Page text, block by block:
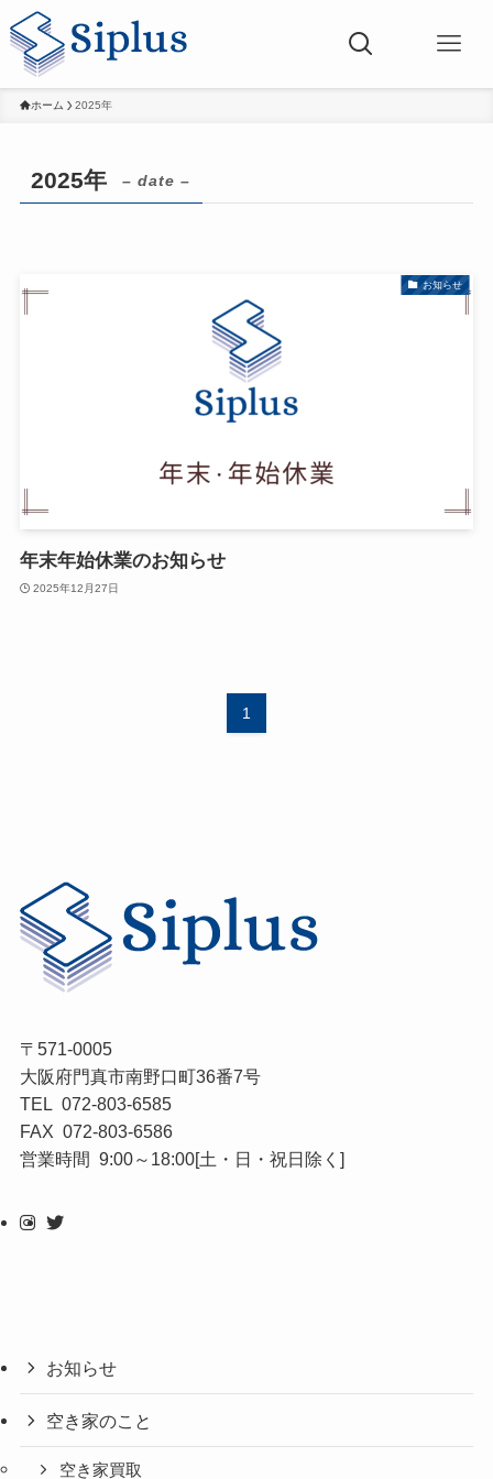
ホーム 2025年
2025年 – date –
お知らせ
年末年始休業のお知らせ
2025年12月27日
1
〒571-0005
大阪府門真市南野口町36番7号
TEL 072-803-6585
FAX 072-803-6586
営業時間 9:00～18:00[土・日・祝日除く]
お知らせ
空き家のこと
空き家買取